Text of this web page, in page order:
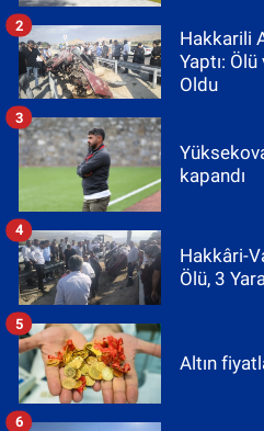
Hakkarili
Yaptı:
Oldu
2
kapandı
3
Hakkâri-
Ölü, 3
4
Altın
5
6